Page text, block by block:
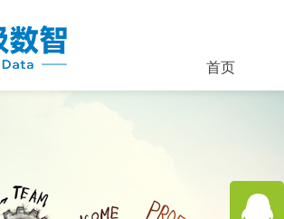
首页
在